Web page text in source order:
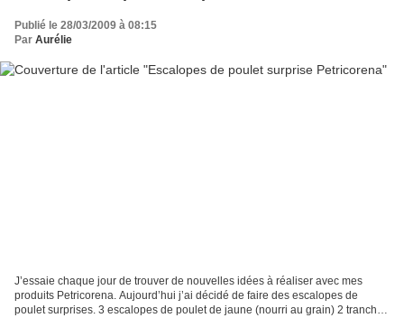
Publié le 28/03/2009 à 08:15
Par Aurélie
J’essaie chaque jour de trouver de nouvelles idées à réaliser avec mes
produits Petricorena. Aujourd’hui j’ai décidé de faire des escalopes de
poulet surprises. 3 escalopes de poulet de jaune (nourri au grain) 2 tranches